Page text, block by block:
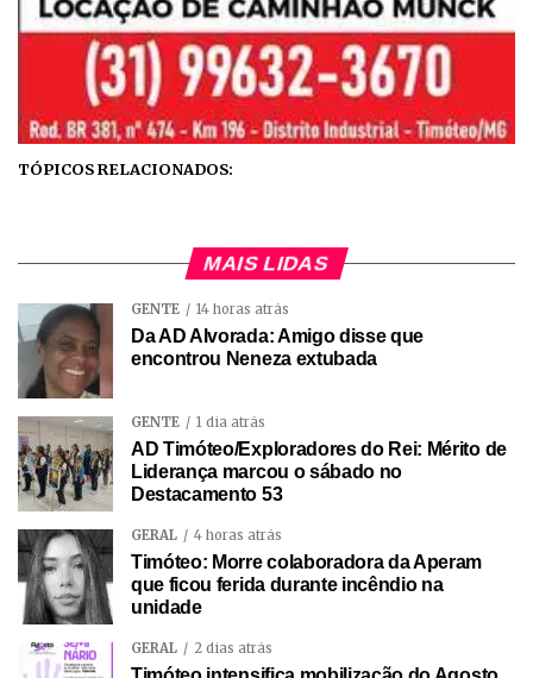
TÓPICOS RELACIONADOS:
MAIS LIDAS
GENTE 14 horas atrás
Da AD Alvorada: Amigo disse que
encontrou Neneza extubada
GENTE 1 dia atrás
AD Timóteo/Exploradores do Rei: Mérito de
Liderança marcou o sábado no
Destacamento 53
GERAL 4 horas atrás
Timóteo: Morre colaboradora da Aperam
que ficou ferida durante incêndio na
unidade
GERAL 2 dias atrás